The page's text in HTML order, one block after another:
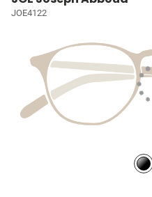
JOE4122